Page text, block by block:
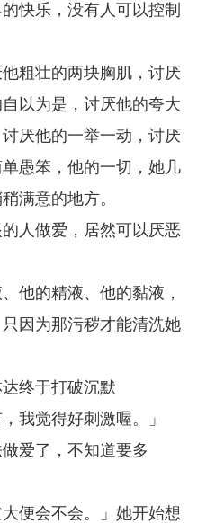
快乐，没有人可以控制
粗壮的两块胸肌，讨厌
以为是，讨厌他的夸大
厌他的一举一动，讨厌
愚笨，他的一切，她几
满意的地方。
人做爱，居然可以厌恶
他的精液、他的黏液，
因为那污秽才能清洗她
达终于打破沉默
我觉得好刺激喔。」
爱了，不知道要多
便会不会。」她开始想